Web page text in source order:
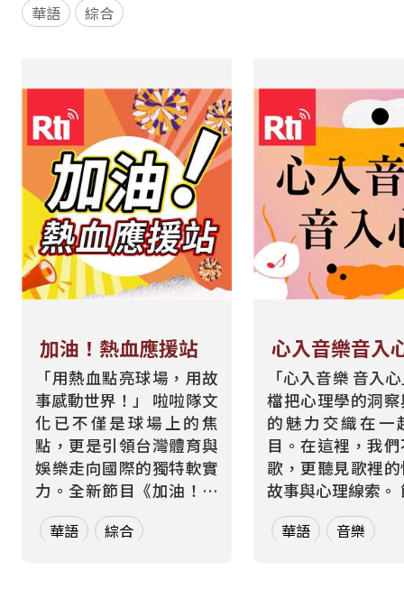
華語 綜合
加油！熱血應援站
「用熱血點亮球場，用故
事感動世界！」 啦啦隊文
化已不僅是球場上的焦
點，更是引領台灣體育與
娛樂走向國際的獨特軟實
力。全新節目《加油！熱
血應援站》，由香港藝人
張啟樂與影視運動產業專
華語 綜合
心入音樂音入
「心入音樂 音入
檔把心理學的洞
的魅力交織在一
目。在這裡，我
歌，更聽見歌裡
故事與心理線索。 節目從
心理學的角度出
聽眾探索音樂如
華語 音樂